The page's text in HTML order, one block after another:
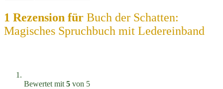
1 Rezension für Buch der Schatten:
Magisches Spruchbuch mit Ledereinband
Bewertet mit 5 von 5